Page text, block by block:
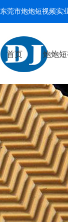
东莞市炮炮短视频实
首页 炮炮